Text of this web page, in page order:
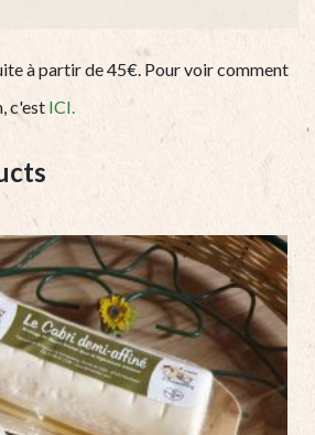
à partir de 45€. Pour voir comment
c'est ICI.